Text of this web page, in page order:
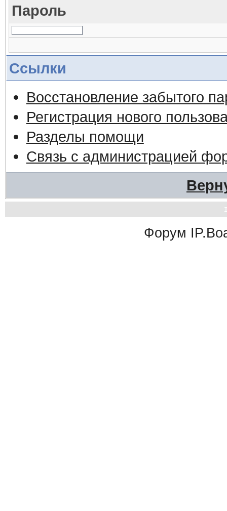
Пароль
Ссылки
Восстановление забытого
Регистрация нового
Разделы помощи
Связь с администрацией
Форум